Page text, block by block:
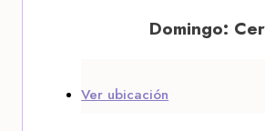
Domingo:
Ver ubicación